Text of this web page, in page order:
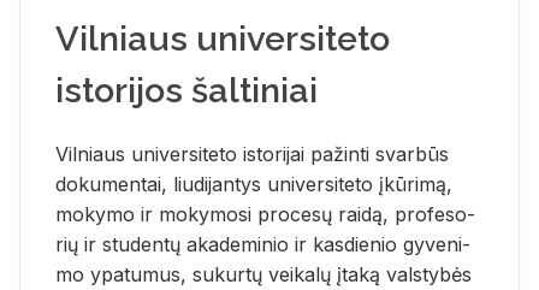
Vilniaus universiteto
istorijos šaltiniai
Vil­niaus uni­ver­si­te­to is­to­ri­jai pa­žin­ti svar­būs
do­ku­men­tai, liu­di­jan­tys uni­ver­si­te­to įkū­ri­mą,
mo­ky­mo ir mo­ky­mo­si pro­ce­sų rai­dą, pro­fe­so­
rių ir stu­den­tų aka­de­mi­nio ir kas­die­nio gy­ve­ni­
mo ypa­tu­mus, su­kur­tų vei­ka­lų įta­ką vals­ty­bės